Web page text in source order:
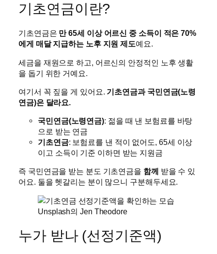
기초연금이란?
기초연금은 만 65세 이상 어르신 중 소득이 적은 70%
에게 매달 지급하는 노후 지원 제도예요.
세금을 재원으로 하고, 어르신의 안정적인 노후 생활
을 돕기 위한 거예요.
여기서 꼭 짚을 게 있어요. 기초연금과 국민연금(노령
연금)은 달라요.
국민연금(노령연금): 젊을 때 낸 보험료를 바탕
으로 받는 연금
기초연금: 보험료를 낸 적이 없어도, 65세 이상
이고 소득이 기준 이하면 받는 지원금
즉 국민연금을 받는 분도 기초연금을 함께 받을 수 있
어요. 둘을 헷갈리는 분이 많으니 구분해두세요.
Unsplash의 Jen Theodore
누가 받나 (선정기준액)